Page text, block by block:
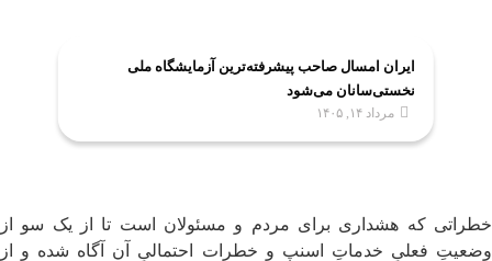
ایران امسال صاحب پیشرفته‌ترین آزمایشگاه ملی
نخستی‌سانان می‌شود
مرداد ۱۴, ۱۴۰۵
خطراتی که هشداری برای مردم و مسئولان است تا از یک سو از
وضعیتِ فعلیِ خدماتِ اسنپ و خطرات احتمالیِ آن آگاه شده و از